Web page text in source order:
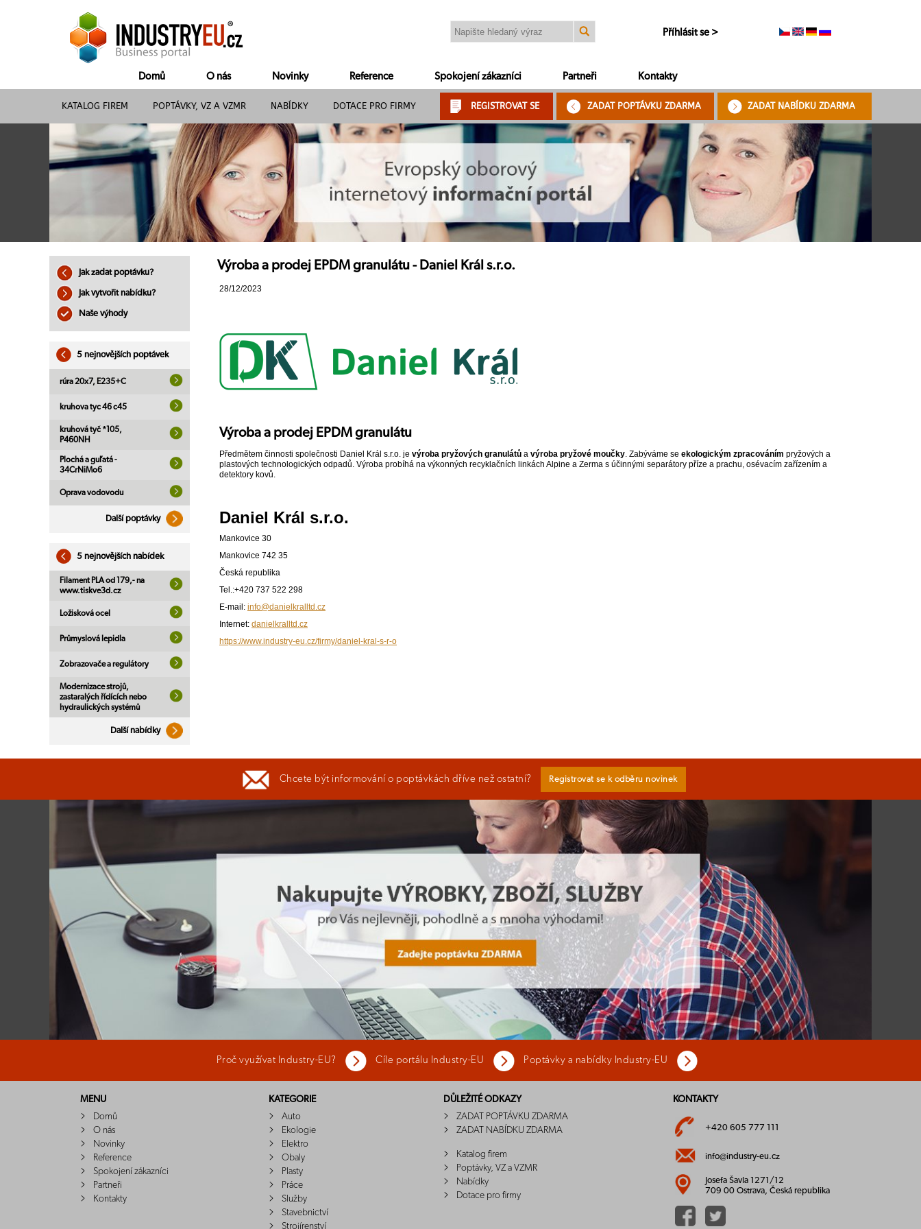
Příhlásit se >
Domů O nás Novinky Reference Spokojení zákazníci Partneři Kontakty
KATALOG FIREM POPTÁVKY, VZ A VZMR NABÍDKY DOTACE PRO FIRMY REGISTROVAT SE ZADAT POPTÁVKU ZDARMA ZADAT NABÍDKU ZDARMA
Jak zadat poptávku?
Jak vytvořit nabídku?
Naše výhody
5 nejnovějších poptávek
rúra 20x7, E235+C
kruhova tyc 46 c45
kruhová tyč *105,
P460NH
Plochá a guľatá -
34CrNiMo6
Oprava vodovodu
Další poptávky
5 nejnovějších nabídek
Filament PLA od 179,- na
www.tiskve3d.cz
Ložisková ocel
Průmyslová lepidla
Zobrazovače a regulátory
Modernizace strojů,
zastaralých řídících nebo
hydraulických systémů
Další nabídky
Výroba a prodej EPDM granulátu - Daniel Král s.r.o.
28/12/2023
Výroba a prodej EPDM granulátu
Předmětem činnosti společnosti Daniel Král s.r.o. je výroba pryžových granulátů a výroba pryžové moučky. Zabýváme se ekologickým zpracováním pryžových a
plastových technologických odpadů. Výroba probíhá na výkonných recyklačních linkách Alpine a Zerma s účinnými separátory příze a prachu, osévacím zařízením a
detektory kovů.
Daniel Král s.r.o.
Mankovice 30
Mankovice 742 35
Česká republika
Tel.:+420 737 522 298
E-mail: info@danielkralltd.cz
Internet: danielkralltd.cz
https://www.industry-eu.cz/firmy/daniel-kral-s-r-o
Chcete být informování o poptávkách dříve než ostatní? Registrovat se k odběru novinek
Proč využívat Industry-EU? Cíle portálu Industry-EU Poptávky a nabídky Industry-EU
MENU
Domů
O nás
Novinky
Reference
Spokojení zákazníci
Partneři
Kontakty
KATEGORIE
Auto
Ekologie
Elektro
Obaly
Plasty
Práce
Služby
Stavebnictví
Strojírenství
DŮLEŽITÉ ODKAZY
ZADAT POPTÁVKU ZDARMA
ZADAT NABÍDKU ZDARMA
Katalog firem
Poptávky, VZ a VZMR
Nabídky
Dotace pro firmy
KONTAKTY
+420 605 777 111
info@industry-eu.cz
Josefa Šavla 1271/12
709 00 Ostrava, Česká republika